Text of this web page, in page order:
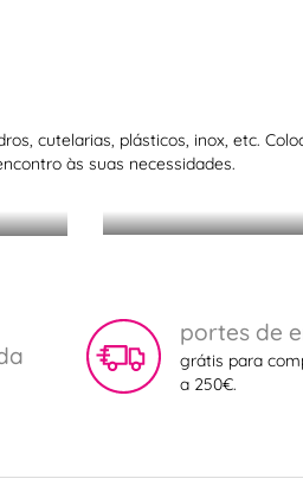
cutelarias, plásticos, inox, etc.
às suas necessidades.
Microplane:
portes de
grátis para
a 250€.